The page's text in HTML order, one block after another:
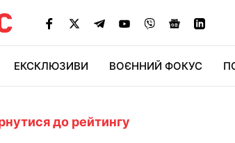
ЕКСКЛЮЗИВИ ВОЄННИЙ ФОКУС
до рейтингу